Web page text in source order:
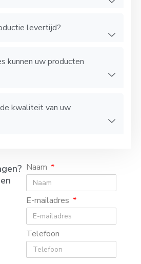
levertijd?
kunnen uw producten
kwaliteit van uw
Naam
E-mailadres
Telefoon